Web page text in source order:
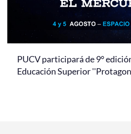
PUCV participará de 9°
Educación Superior